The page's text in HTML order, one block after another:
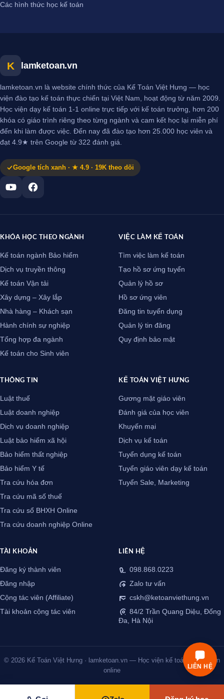
Các hình thức học kế toán
K lamketoan.vn
lamketoan.vn là website chính thức của Kế Toán Việt Hưng — học
viện đào tạo kế toán thực chiến tại Việt Nam, hoạt động từ năm 2009.
Học viện dạy kế toán 1-1 online trực tiếp với kế toán trưởng, hơn 200
khóa có giáo trình riêng theo từng ngành và cam kết học lại miễn phí
đến khi làm được việc. Đến nay đã đào tạo hơn 25.000 học viên và
đạt 4.9★ trên Google từ 322 đánh giá.
Google tích xanh · ★ 4.9 · 19K theo dõi
KHÓA HỌC THEO NGÀNH
Kế toán ngành Bảo hiểm
Dịch vụ truyền thông
Kế toán Vận tải
Xây dựng – Xây lắp
Nhà hàng – Khách sạn
Hành chính sự nghiệp
Tổng hợp đa ngành
Kế toán cho Sinh viên
VIỆC LÀM KẾ TOÁN
Tìm việc làm kế toán
Tạo hồ sơ ứng tuyển
Quản lý hồ sơ
Hồ sơ ứng viên
Đăng tin tuyển dụng
Quản lý tin đăng
Quy định bảo mật
THÔNG TIN
Luật thuế
Luật doanh nghiệp
Dịch vụ doanh nghiệp
Luật bảo hiểm xã hội
Bảo hiểm thất nghiệp
Bảo hiểm Y tế
Tra cứu hóa đơn
Tra cứu mã số thuế
Tra cứu sổ BHXH Online
Tra cứu doanh nghiệp Online
KẾ TOÁN VIỆT HƯNG
Gương mặt giáo viên
Đánh giá của học viên
Khuyến mại
Dịch vụ kế toán
Tuyển dụng kế toán
Tuyển giáo viên dạy kế toán
Tuyển Sale, Marketing
TÀI KHOẢN
Đăng ký thành viên
Đăng nhập
Cộng tác viên (Affiliate)
Tài khoản cộng tác viên
LIÊN HỆ
098.868.0223
Zalo tư vấn
cskh@ketoanviethung.vn
84/2 Trần Quang Diệu, Đống
Đa, Hà Nội
© 2026 Kế Toán Việt Hưng · lamketoan.vn — Học viện kế toán thực chiến
online
LIÊN HỆ